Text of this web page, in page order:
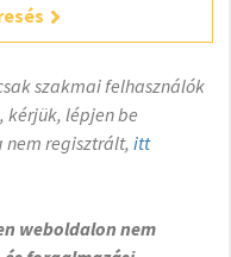
szakmai felhasználók
kérjük, lépjen be
nem regisztrált, itt
weboldalon nem